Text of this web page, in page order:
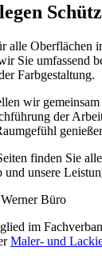
S
alle Oberflächen
Sie umfassend
Farbgestaltung.
wir
der
finden Sie
und unsere
im
Maler- und